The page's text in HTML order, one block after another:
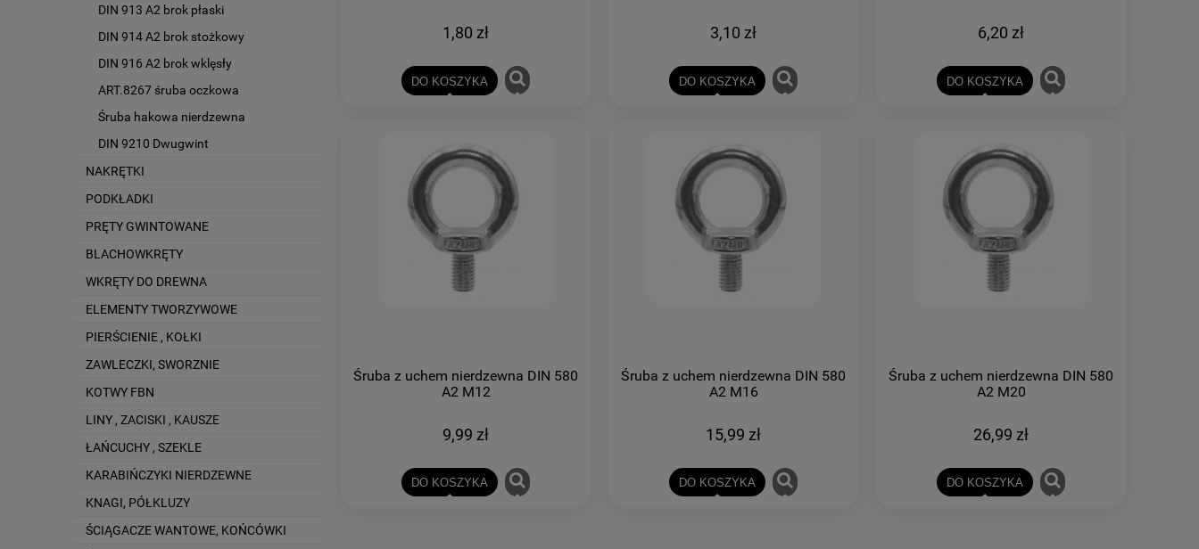
DIN 913 A2 brok płaski
DIN 914 A2 brok stożkowy
DIN 916 A2 brok wklęsły
ART.8267 śruba oczkowa
Śruba hakowa nierdzewna
DIN 9210 Dwugwint
NAKRĘTKI
PODKŁADKI
PRĘTY GWINTOWANE
BLACHOWKRĘTY
WKRĘTY DO DREWNA
ELEMENTY TWORZYWOWE
PIERŚCIENIE , KOŁKI
ZAWLECZKI, SWORZNIE
KOTWY FBN
LINY , ZACISKI , KAUSZE
ŁAŃCUCHY , SZEKLE
KARABIŃCZYKI NIERDZEWNE
KNAGI, PÓŁKLUZY
ŚCIĄGACZE WANTOWE, KOŃCÓWKI
1,80 zł
DO KOSZYKA
3,10 zł
DO KOSZYKA
6,20 zł
DO KOSZYKA
Śruba z uchem nierdzewna DIN 580
A2 M12
9,99 zł
DO KOSZYKA
Śruba z uchem nierdzewna DIN 580
A2 M16
15,99 zł
DO KOSZYKA
Śruba z uchem nierdzewna DIN 580
A2 M20
26,99 zł
DO KOSZYKA